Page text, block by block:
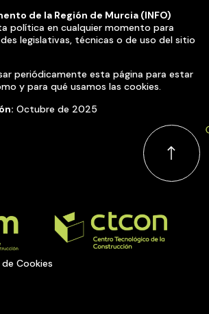
de la Región de Murcia (INFO)
política en cualquier momento para
legislativas, técnicas o de uso del sitio
periódicamente esta página para estar
y para qué usamos las cookies.
Octubre de 2025
Cookies